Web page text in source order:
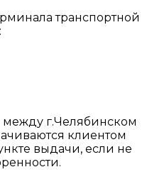
транспортной
г.Челябинском
клиентом
выдачи, если не